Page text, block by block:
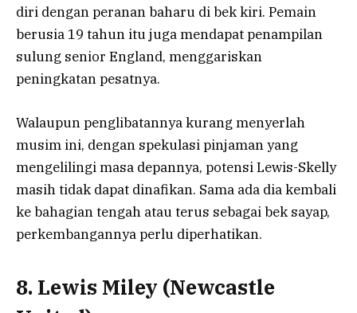
diri dengan peranan baharu di bek kiri. Pemain
berusia 19 tahun itu juga mendapat penampilan
sulung senior England, menggariskan
peningkatan pesatnya.
Walaupun penglibatannya kurang menyerlah
musim ini, dengan spekulasi pinjaman yang
mengelilingi masa depannya, potensi Lewis-Skelly
masih tidak dapat dinafikan. Sama ada dia kembali
ke bahagian tengah atau terus sebagai bek sayap,
perkembangannya perlu diperhatikan.
8. Lewis Miley (Newcastle